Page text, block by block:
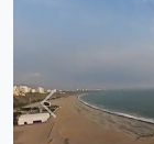
Anterior